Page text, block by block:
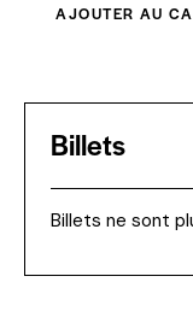
AJOUTER AU
Billets
Billets ne sont